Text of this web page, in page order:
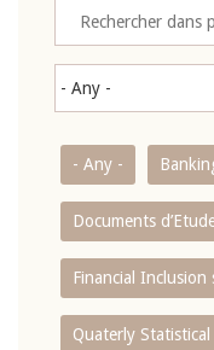
- Any -
Documents
Financial Inclusion
Quaterly